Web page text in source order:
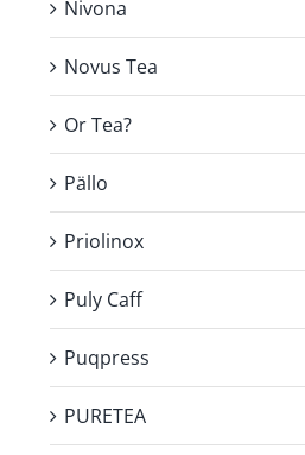
Nivona
Novus Tea
Or Tea?
Pällo
Priolinox
Puly Caff
Puqpress
PURETEA